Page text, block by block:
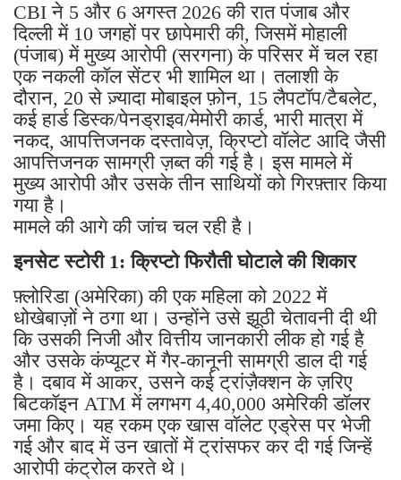
CBI ने 5 और 6 अगस्त 2026 की रात पंजाब और
दिल्ली में 10 जगहों पर छापेमारी की, जिसमें मोहाली
(पंजाब) में मुख्य आरोपी (सरगना) के परिसर में चल रहा
एक नकली कॉल सेंटर भी शामिल था। तलाशी के
दौरान, 20 से ज़्यादा मोबाइल फ़ोन, 15 लैपटॉप/टैबलेट,
कई हार्ड डिस्क/पेनड्राइव/मेमोरी कार्ड, भारी मात्रा में
नकद, आपत्तिजनक दस्तावेज़, क्रिप्टो वॉलेट आदि जैसी
आपत्तिजनक सामग्री ज़ब्त की गई है। इस मामले में
मुख्य आरोपी और उसके तीन साथियों को गिरफ़्तार किया
गया है।
मामले की आगे की जांच चल रही है।
इनसेट स्टोरी 1: क्रिप्टो फिरौती घोटाले की शिकार
फ़्लोरिडा (अमेरिका) की एक महिला को 2022 में
धोखेबाज़ों ने ठगा था। उन्होंने उसे झूठी चेतावनी दी थी
कि उसकी निजी और वित्तीय जानकारी लीक हो गई है
और उसके कंप्यूटर में गैर-कानूनी सामग्री डाल दी गई
है। दबाव में आकर, उसने कई ट्रांज़ैक्शन के ज़रिए
बिटकॉइन ATM में लगभग 4,40,000 अमेरिकी डॉलर
जमा किए। यह रकम एक खास वॉलेट एड्रेस पर भेजी
गई और बाद में उन खातों में ट्रांसफर कर दी गई जिन्हें
आरोपी कंट्रोल करते थे।